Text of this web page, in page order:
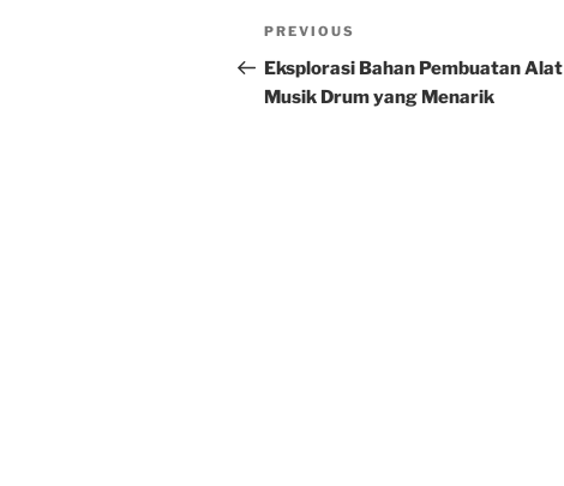
Post
navigation
Previous
Post
PREVIOUS
Eksplorasi Bahan Pembuatan Alat
Musik Drum yang Menarik